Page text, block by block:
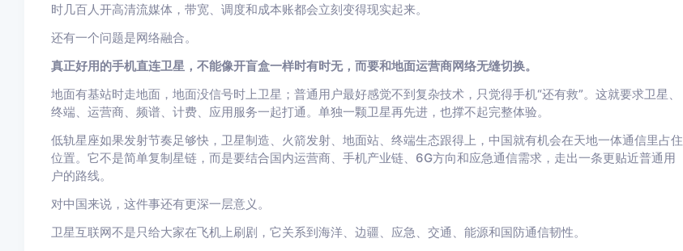
时几百人开高清流媒体，带宽、调度和成本账都会立刻变得现实起来。
还有一个问题是网络融合。
真正好用的手机直连卫星，不能像开盲盒一样时有时无，而要和地面运营商网络无缝切换。
地面有基站时走地面，地面没信号时上卫星；普通用户最好感觉不到复杂技术，只觉得手机“还有救”。这就要求卫星、
终端、运营商、频谱、计费、应用服务一起打通。单独一颗卫星再先进，也撑不起完整体验。
低轨星座如果发射节奏足够快，卫星制造、火箭发射、地面站、终端生态跟得上，中国就有机会在天地一体通信里占住
位置。它不是简单复制星链，而是要结合国内运营商、手机产业链、6G方向和应急通信需求，走出一条更贴近普通用
户的路线。
对中国来说，这件事还有更深一层意义。
卫星互联网不是只给大家在飞机上刷剧，它关系到海洋、边疆、应急、交通、能源和国防通信韧性。